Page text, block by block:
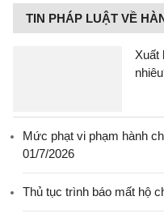
TIN PHÁP LUẬT VỀ
Xuất
Mức phạt vi phạm hành
01/7/2026
Thủ tục trình báo mất hộ